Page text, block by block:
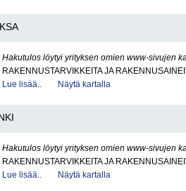
Hakutulos löytyi yrityksen omien www-sivujen
RAKENNUSTARVIKKEITA JA
Lue lisää..
Näytä kartalla
Hakutulos löytyi yrityksen omien www-sivujen
RAKENNUSTARVIKKEITA JA
Lue lisää..
Näytä kartalla